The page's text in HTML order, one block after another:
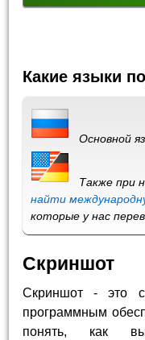
Какие языки
Основной
Также при
найти
которые у нас
Скриншот
Скриншот - это
программным
понять, как